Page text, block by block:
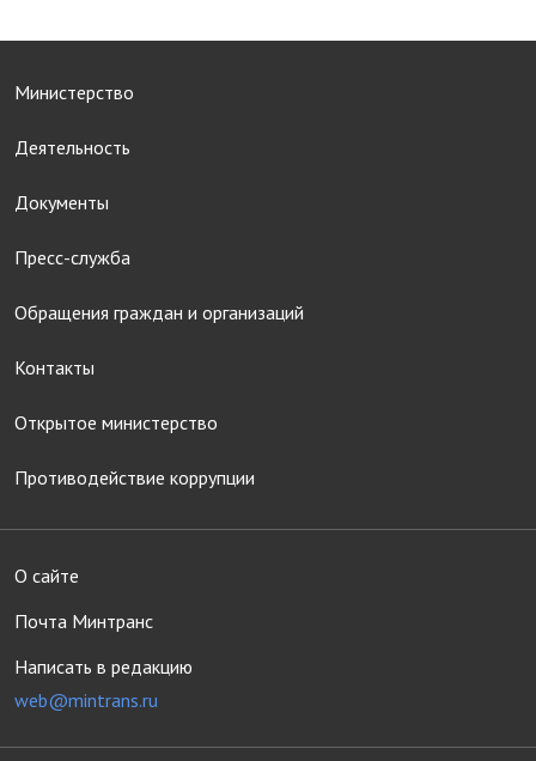
Министерство
Деятельность
Документы
Пресс-служба
Обращения граждан и организаций
Контакты
Открытое министерство
Противодействие коррупции
О сайте
Почта Минтранс
Написать в редакцию
web@mintrans.ru